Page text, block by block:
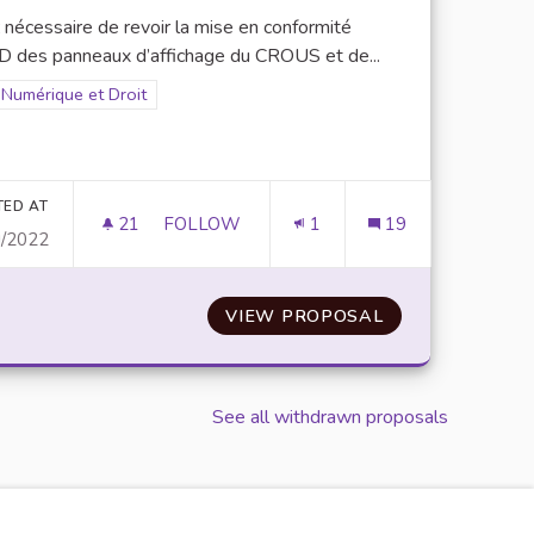
UN PROCESSUS CLAIR ET EFFICACE DE RÉPONSE AUX
DE MASTERS À UN PROCESSUS CLAIR ET
de revoir la mise en conformité
des panneaux d’affichage du CROUS et de...
Filter results for scope: Numérique et Droit
Numérique et Droit
AT
2022
21 21 FOLLOWERS
FOLLOW 1 19
VIEW PROPOSALMISE EN
See all withdrawn proposals